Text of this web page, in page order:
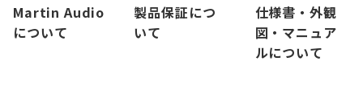
Martin Audio
について
製品保証につ
いて
仕様書・外観
図・マニュア
ルについて